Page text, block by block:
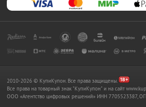
2010-2026 © КупиКупон. Все права защищены.
Все права на товарный знак "КупиКупон" и на сайт
OOO «Агентство цифровых решений» ИНН 7705523387,